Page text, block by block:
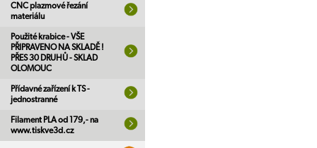
CNC plazmové řezání
materiálu
Použité krabice - VŠE
PŘIPRAVENO NA SKLADĚ !
PŘES 30 DRUHŮ - SKLAD
OLOMOUC
Přídavné zařízení k TS -
jednostranné
Filament PLA od 179,- na
www.tiskve3d.cz